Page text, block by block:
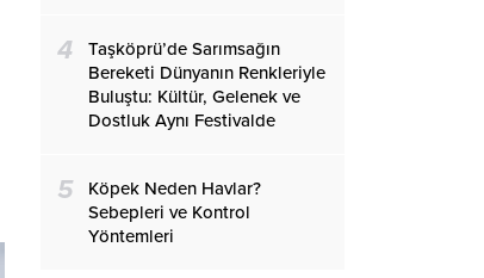
4
Taşköprü’de Sarımsağın
Bereketi Dünyanın Renkleriyle
Buluştu: Kültür, Gelenek ve
Dostluk Aynı Festivalde
5
Köpek Neden Havlar?
Sebepleri ve Kontrol
Yöntemleri